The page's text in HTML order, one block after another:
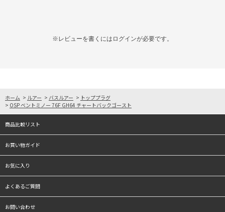
※レビューを書くには ログインが必要です。
ホーム > ルアー > バスルアー > トッププラグ
> OSP ベントミノー 76F GH64 チャートバックゴースト
商品比較リスト
お買い物ガイド
お気に入り
よくあるご質問
お問い合わせ